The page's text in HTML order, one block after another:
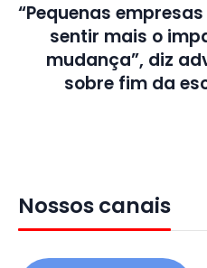
“Pequenas
sentir mais o
mudança”, diz
sobre fim da
Nossos canais